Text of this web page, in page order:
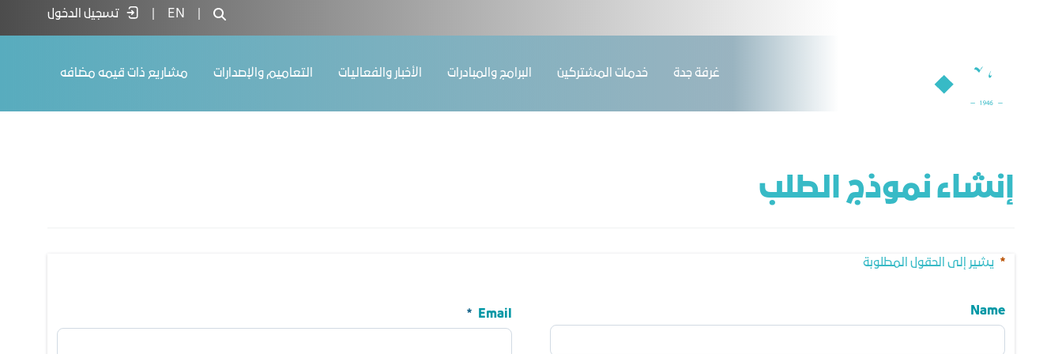
EN تسجيل الدخول
ﻏﺮﻓﺔ ﺟﺪة ﺧﺪﻣﺎت المشتركين البرامج والمبادرات الأخبار والفعاليات التعاميم والإصدارات مشاريع ذات قيمه مضافه
إنشاء نموذج الطلب
يشير إلى الحقول المطلوبة
Name
Email